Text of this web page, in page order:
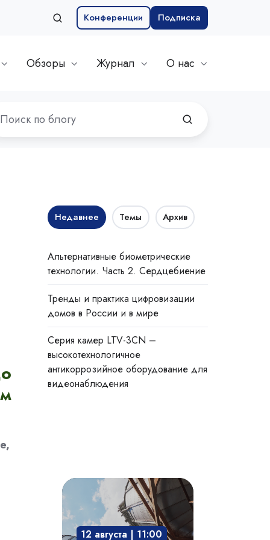
Конференции Подписка
Обзоры Журнал О нас
Недавнее Темы Архив
Альтернативные биометрические
технологии. Часть 2. Сердцебиение
Тренды и практика цифровизации
домов в России и в мире
Cерия камер LTV-3CN –
высокотехнологичное
антикоррозийное оборудование для
видеонаблюдения
Взрывозащита
технологического
оборудования:
защита12 августа | 11:00